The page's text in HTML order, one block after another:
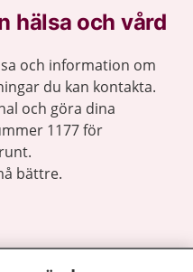
hälsa och vård
och information om
du kan kontakta.
och göra dina
1177 för
bättre.